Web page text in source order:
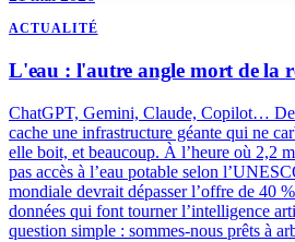
ACTUALITÉ
L'eau : l'autre angle mort de la
ChatGPT, Gemini, Claude, Copilot…
cache une infrastructure géante qui ne
elle boit, et beaucoup. À l’heure où 2,2
pas accès à l’eau potable selon
mondiale devrait dépasser l’offre de 40
données qui font tourner l’intelligence
question simple : sommes-nous prêts à